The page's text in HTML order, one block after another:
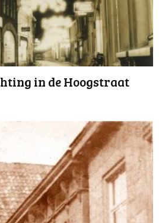
in de Hoogstraat